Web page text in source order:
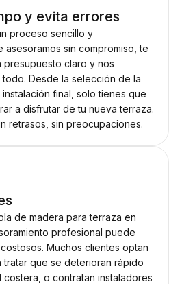
y evita errores
proceso sencillo y
asesoramos sin compromiso, te
presupuesto claro y nos
Desde la selección de la
instalación final, solo tienes que
a disfrutar de tu nueva terraza.
retrasos, sin preocupaciones.
de madera para terraza en
profesional puede
Muchos clientes optan
tratar que se deterioran rápido
costera, o contratan instaladores